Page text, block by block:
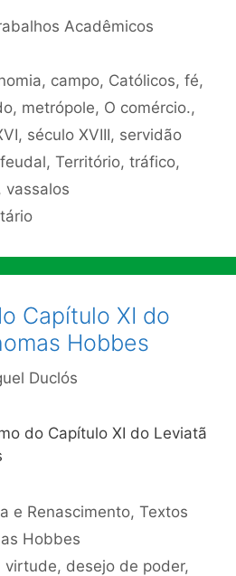
Acadêmicos
, campo, Católicos,fé,
, metrópole, O comércio.,
, século XVIII, servidão
, Território, tráfico,
vassalos
Capítulo XI do
Hobbes
Duclós
do Capítulo XI do Leviatã
e Renascimento,Textos
Hobbes
virtude, desejo de poder,